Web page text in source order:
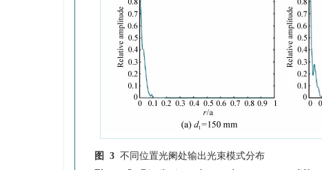
图 3 不同位置光阑处输出光束模式分布